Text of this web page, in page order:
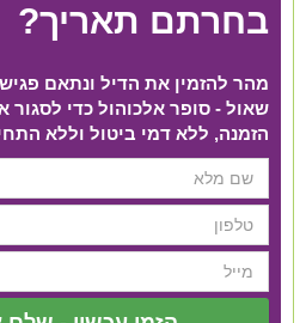
בחרתם תאריך?
מהר להזמין את הדיל ונתאם
שאול - סופר אלכוהול כדי לסגור
הזמנה, ללא דמי ביטול וללא